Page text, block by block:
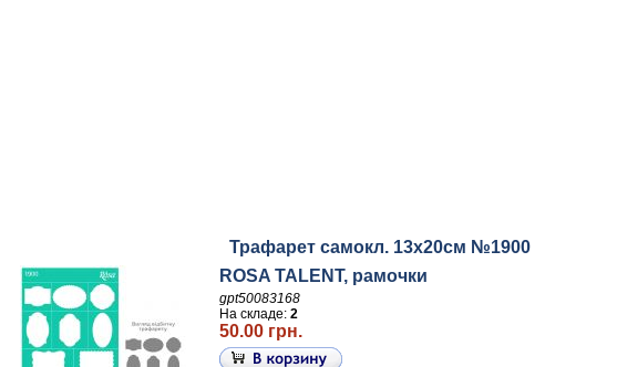
Трафарет самокл. 13х20см №1900
ROSA TALENT, рамочки
gpt50083168
На складе: 2
50.00 грн.